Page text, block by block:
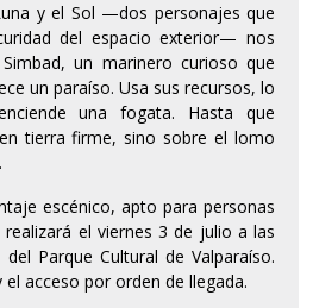
y el Sol —dos personajes que
del espacio exterior— nos
un marinero curioso que
un paraíso. Usa sus recursos, lo
una fogata. Hasta que
tierra firme, sino sobre el lomo
escénico, apto para personas
el viernes 3 de julio a las
Parque Cultural de Valparaíso.
acceso por orden de llegada.